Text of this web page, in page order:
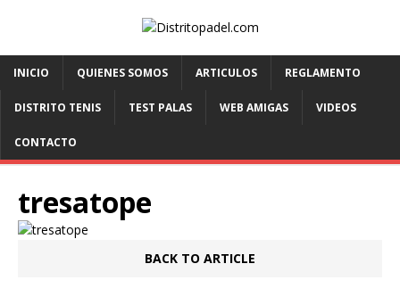
INICIO QUIENES SOMOS ARTICULOS REGLAMENTO
DISTRITO TENIS TEST PALAS WEB AMIGAS VIDEOS
CONTACTO
tresatope
BACK TO ARTICLE